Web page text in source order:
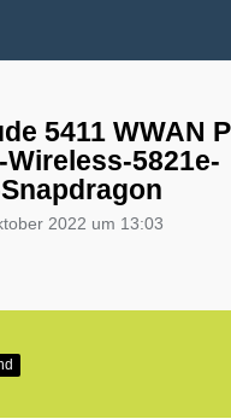
5411 WWAN
5821e-
2022 um 13:03